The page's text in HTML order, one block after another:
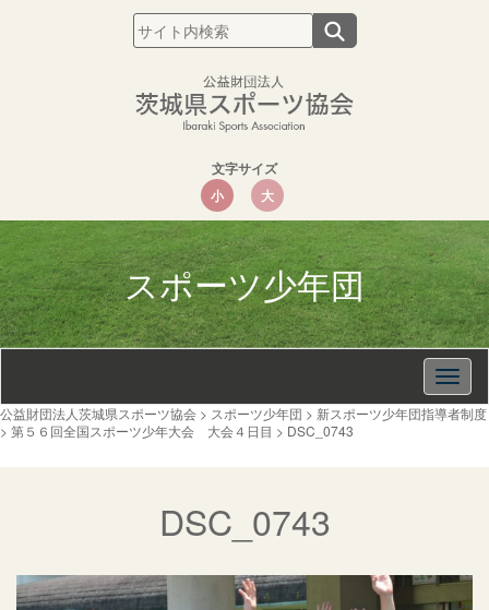
文字サイズ
小
大
スポーツ少年団
公益財団法人茨城県スポーツ協会 > スポーツ少年団 > 新スポーツ少年団指導者制度
> 第５６回全国スポーツ少年大会 大会４日目 > DSC_0743
DSC_0743